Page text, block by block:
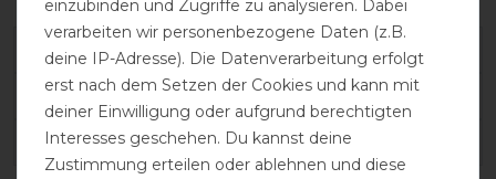
Varianten-ID: 200246
SKU:PIK-145506-487-390-92
EAN:4062427784716
einzubinden und Zugriffe zu analysieren. Dabei
verarbeiten wir personenbezogene Daten (z.B.
deine IP-Adresse). Die Datenverarbeitung erfolgt
erst nach dem Setzen der Cookies und kann mit
deiner Einwilligung oder aufgrund berechtigten
Interesses geschehen. Du kannst deine
Zustimmung erteilen oder ablehnen und diese